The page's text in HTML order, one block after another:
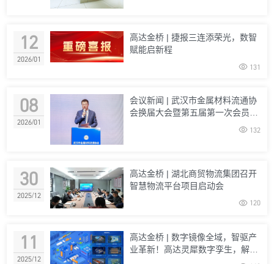
12
2026/01
高达金桥 | 捷报三连添荣光，数智
赋能启新程
 131
08
2026/01
会议新闻 | 武汉市金属材料流通协
会换届大会暨第五届第一次会员大
 132
30
2025/12
高达金桥 | 湖北商贸物流集团召开
智慧物流平台项目启动会
 120
11
2025/12
高达金桥 | 数字镜像全域，智驱产
业革新！高达灵犀数字孪生，解锁